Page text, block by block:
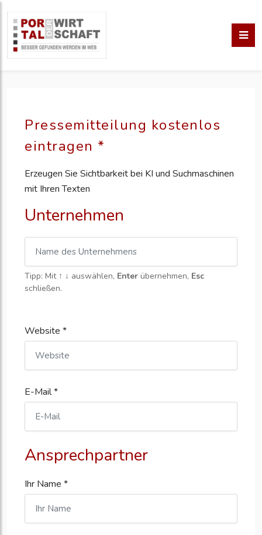
Pressemitteilung kostenlos
eintragen *
Erzeugen Sie Sichtbarkeit bei KI und Suchmaschinen
mit Ihren Texten
Unternehmen
Tipp: Mit ↑ ↓ auswählen, Enter übernehmen, Esc
schließen.
Website *
E-Mail *
Ansprechpartner
Ihr Name *